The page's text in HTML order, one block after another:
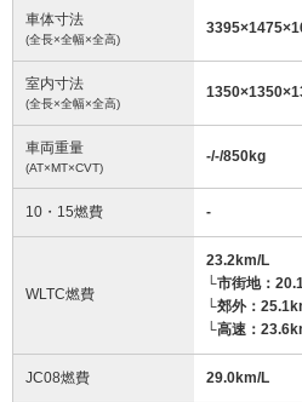
車体寸法
(全長×全幅×全高)
3395×1475×
室内寸法
(全長×全幅×全高)
1350×1350×
車両重量
(AT×MT×CVT)
-/-/850kg
10・15燃費 -
WLTC燃費
23.2km/L
└市街地：
└郊外：
└高速：
JC08燃費 29.0km/L